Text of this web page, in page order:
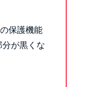
保護機能
が黒くな